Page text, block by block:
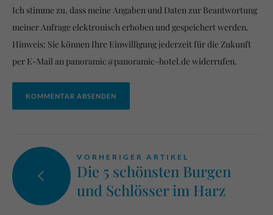
Ich stimme zu, dass meine Angaben und Daten zur Beantwortung
meiner Anfrage elektronisch erhoben und gespeichert werden.
Hinweis: Sie können Ihre Einwilligung jederzeit für die Zukunft
per E-Mail an panoramic@panoramic-hotel.de widerrufen.
KOMMENTAR ABSENDEN
VORHERIGER ARTIKEL
Die 5 schönsten Burgen
und Schlösser im Harz